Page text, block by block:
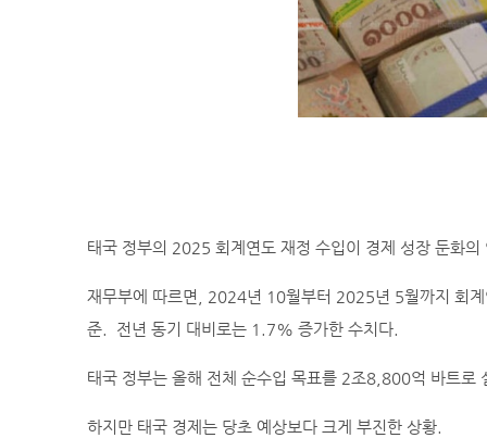
태국 정부의 2025 회계연도 재정 수입이 경제 성장 둔화
재무부에 따르면, 2024년 10월부터 2025년 5월까지 회
준. 전년 동기 대비로는 1.7% 증가한 수치다.
태국 정부는 올해 전체 순수입 목표를 2조8,800억 바트로
하지만 태국 경제는 당초 예상보다 크게 부진한 상황.